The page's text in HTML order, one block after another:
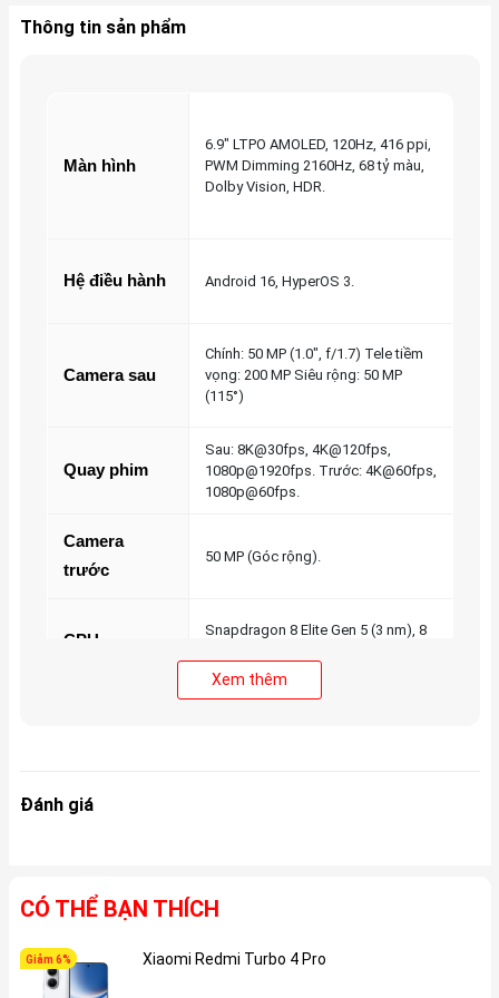
Thông tin sản phẩm
Màn hình
6.9" LTPO AMOLED, 120Hz, 416 ppi,
PWM Dimming 2160Hz, 68 tỷ màu,
Dolby Vision, HDR.
Hệ điều hành Android 16, HyperOS 3.
Camera sau
Chính: 50 MP (1.0", f/1.7) Tele tiềm
vọng: 200 MP Siêu rộng: 50 MP
(115°)
Quay phim
Sau: 8K@30fps, 4K@120fps,
1080p@1920fps. Trước: 4K@60fps,
1080p@60fps.
Camera
trước
50 MP (Góc rộng).
CPU
Snapdragon 8 Elite Gen 5 (3 nm), 8
RAM
Bộ nhớ trong 512GB / 1TB (UFS 4.1)
Xem thêm
Đánh giá
CÓ THỂ BẠN THÍCH
Giảm 6% Xiaomi Redmi Turbo 4 Pro